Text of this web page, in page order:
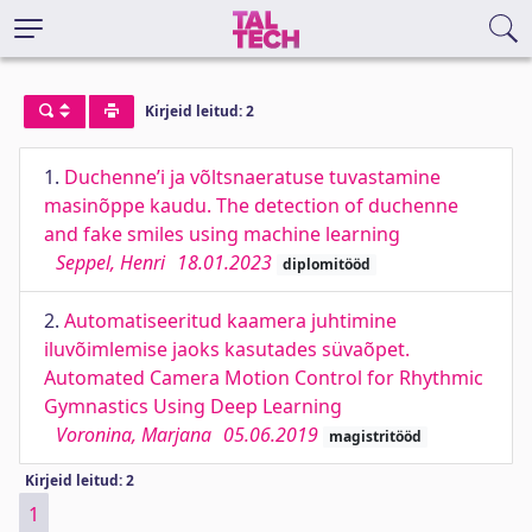
Kirjeid leitud: 2
1. Duchenne’i ja võltsnaeratuse tuvastamine
masinõppe kaudu. The detection of duchenne
and fake smiles using machine learning
Seppel, Henri 18.01.2023 diplomitööd
2. Automatiseeritud kaamera juhtimine
iluvõimlemise jaoks kasutades süvaõpet.
Automated Camera Motion Control for Rhythmic
Gymnastics Using Deep Learning
Voronina, Marjana 05.06.2019 magistritööd
Kirjeid leitud: 2
1